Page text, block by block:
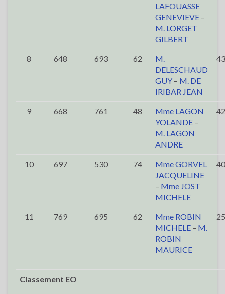
LAFOUASSE
GENEVIEVE –
M. LORGET
GILBERT
8 648 693 62
M.
DELESCHAUD
GUY – M. DE
IRIBAR JEAN
9 668 761 48
Mme LAGON
YOLANDE –
M. LAGON
ANDRE
10 697 530 74
Mme GORVEL
JACQUELINE
– Mme JOST
MICHELE
11 769 695 62
Mme ROBIN
MICHELE – M.
ROBIN
MAURICE
Classement EO